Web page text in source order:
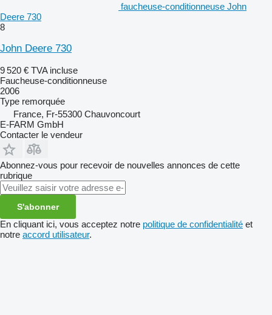
faucheuse-conditionneuse John
Deere 730
8
John Deere 730
9 520 € TVA incluse
Faucheuse-conditionneuse
2006
Type remorquée
France, Fr-55300 Chauvoncourt
E-FARM GmbH
Contacter le vendeur
Abonnez-vous pour recevoir de nouvelles annonces de cette
rubrique
S'abonner
En cliquant ici, vous acceptez notre politique de confidentialité et
notre accord utilisateur.